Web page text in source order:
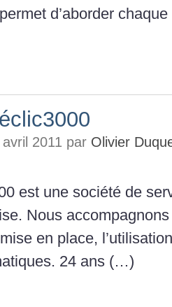
d’aborder
avril 2011 par Olivier
est une société de
Nous
en place,
24 ans (…)